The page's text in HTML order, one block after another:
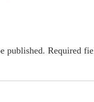
published. Required